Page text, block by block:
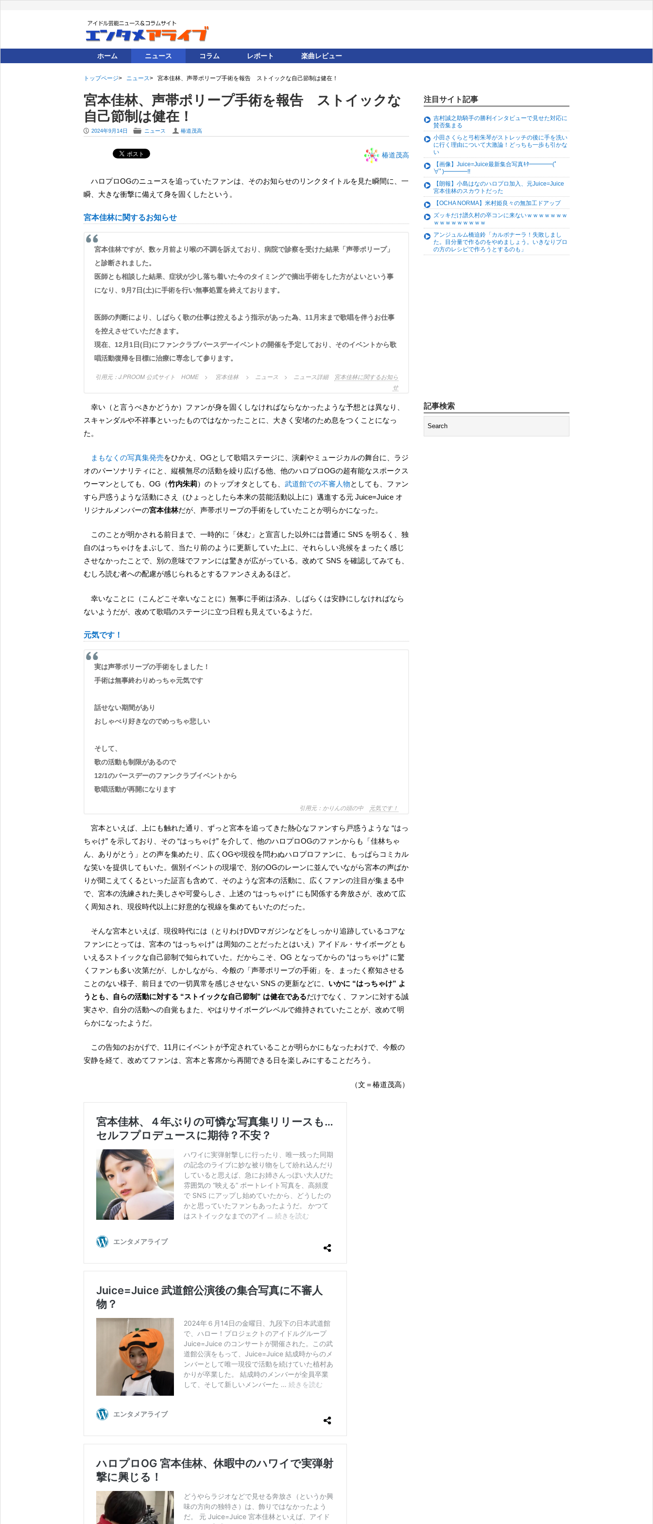
ホーム ニュース コラム レポート 楽曲レビュー
トップページ ニュース 宮本佳林、声帯ポリープ手術を報告 ストイックな自己節制は健在！
宮本佳林、声帯ポリープ手術を報告 ストイックな
自己節制は健在！
P 2024年9月14日 F ニュース U 椿道茂高
椿道茂高
ハロプロOGのニュースを追っていたファンは、そのお知らせのリンクタイトルを見た瞬間に、一
瞬、大きな衝撃に備えて身を固くしたという。
宮本佳林に関するお知らせ
宮本佳林ですが、数ヶ月前より喉の不調を訴えており、病院で診察を受けた結果「声帯ポリープ」
と診断されました。
医師とも相談した結果、症状が少し落ち着いた今のタイミングで摘出手術をした方がよいという事
になり、9月7日(土)に手術を行い無事処置を終えております。
医師の判断により、しばらく歌の仕事は控えるよう指示があった為、11月末まで歌唱を伴うお仕事
を控えさせていただきます。
現在、12月1日(日)にファンクラブバースデーイベントの開催を予定しており、そのイベントから歌
唱活動復帰を目標に治療に専念して参ります。
J.PROOM 公式サイト HOME > 宮本佳林 > ニュース > ニュース詳細
宮本佳林に関するお知ら
せ
幸い（と言うべきかどうか）ファンが身を固くしなければならなかったような予想とは異なり、
スキャンダルや不祥事といったものではなかったことに、大きく安堵のため息をつくことになっ
た。
まもなくの写真集発売をひかえ、OGとして歌唱ステージに、演劇やミュージカルの舞台に、ラジ
オのパーソナリティにと、縦横無尽の活動を繰り広げる他、他のハロプロOGの超有能なスポークス
ウーマンとしても、OG（竹内朱莉）のトップオタとしても、 武道館での不審人物としても、ファン
すら戸惑うような活動にさえ（ひょっとしたら本来の芸能活動以上に）邁進する元 Juice=Juice オ
リジナルメンバーの宮本佳林だが、声帯ポリープの手術をしていたことが明らかになった。
このことが明かされる前日まで、一時的に「休む」と宣言した以外には普通に SNS を明るく、独
自のはっちゃけをまぶして、当たり前のように更新していた上に、それらしい兆候をまったく感じ
させなかったことで、別の意味でファンには驚きが広がっている。改めて SNS を確認してみても、
むしろ読む者への配慮が感じられるとするファンさえあるほど。
幸いなことに（こんどこそ幸いなことに）無事に手術は済み、しばらくは安静にしなければなら
ないようだが、改めて歌唱のステージに立つ日程も見えているようだ。
元気です！
実は声帯ポリープの手術をしました！
手術は無事終わりめっちゃ元気です
話せない期間があり
おしゃべり好きなのでめっちゃ悲しい
そして、
歌の活動も制限があるので
12/1のバースデーのファンクラブイベントから
歌唱活動が再開になります
かりんの頭の中 元気です！
宮本といえば、上にも触れた通り、ずっと宮本を追ってきた熱心なファンすら戸惑うような “はっ
ちゃけ” を示しており、その “はっちゃけ” を介して、他のハロプロOGのファンからも「佳林ちゃ
ん、ありがとう」との声を集めたり、広くOGや現役を問わぬハロプロファンに、もっぱらコミカル
な笑いを提供してもいた。個別イベントの現場で、別のOGのレーンに並んでいながら宮本の声ばか
りが聞こえてくるといった証言も含めて、そのような宮本の活動に、広くファンの注目が集まる中
で、宮本の洗練された美しさや可愛らしさ、上述の “はっちゃけ” にも関係する奔放さが、改めて広
く周知され、現役時代以上に好意的な視線を集めてもいたのだった。
そんな宮本といえば、現役時代には（とりわけDVDマガジンなどをしっかり追跡しているコアな
ファンにとっては、宮本の “はっちゃけ” は周知のことだったとはいえ）アイドル・サイボーグとも
いえるストイックな自己節制で知られていた。だからこそ、OG となってからの “はっちゃけ” に驚
くファンも多い次第だが、しかしながら、今般の「声帯ポリープの手術」を、まったく察知させる
ことのない様子、前日までの一切異常を感じさせない SNS の更新などに、 いかに “はっちゃけ” よ
うとも、自らの活動に対する “ストイックな自己節制” は健在であるだけでなく、ファンに対する誠
実さや、自分の活動への自覚もまた、やはりサイボーグレベルで維持されていたことが、改めて明
らかになったようだ。
この告知のおかげで、11月にイベントが予定されていることが明らかにもなったわけで、今般の
安静を経て、改めてファンは、宮本と客席から再開できる日を楽しみにすることだろう。
（文＝椿道茂高）
注目サイト記事
吉村誠之助騎手の勝利インタビューで見せた対応に
賛否集まる
小田さくらと弓桁朱琴がストレッチの後に手を洗い
に行く理由について大激論！どっちも一歩も引かな
い
【画像】Juice=Juice最新集合写真ｷﾀ━━━━(ﾟ
∀ﾟ)━━━━!!
【朗報】小島はなのハロプロ加入、元Juice=Juice
宮本佳林のスカウトだった
【OCHA NORMA】米村姫良々の無加工ドアップ
ズッキだけ譜久村の卒コンに来ないｗｗｗｗｗｗｗ
ｗｗｗｗｗｗｗｗｗ
アンジュルム橋迫鈴「カルボナーラ！失敗しまし
た。目分量で作るのをやめましょう。いきなりプロ
の方のレシピで作ろうとするのも」
記事検索